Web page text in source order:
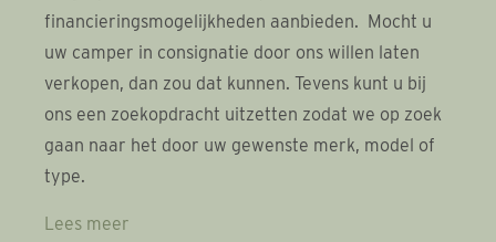
financieringsmogelijkheden aanbieden. Mocht u
uw camper in consignatie door ons willen laten
verkopen, dan zou dat kunnen. Tevens kunt u bij
ons een zoekopdracht uitzetten zodat we op zoek
gaan naar het door uw gewenste merk, model of
type.
Lees meer